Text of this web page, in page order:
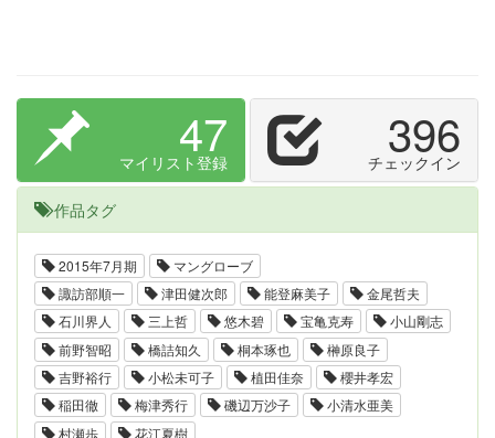
47
マイリスト登録 396
チェックイン
作品タグ
2015年7月期
マングローブ
諏訪部順一
津田健次郎 能登麻美子
金尾哲夫
石川界人
三上哲 悠木碧 宝亀克寿
小山剛志
前野智昭
橋詰知久 桐本琢也
榊原良子
吉野裕行
小松未可子 植田佳奈
櫻井孝宏
稲田徹
梅津秀行 磯辺万沙子
小清水亜美
村瀬歩
花江夏樹